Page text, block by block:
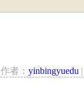
作者： yinbingyuedu